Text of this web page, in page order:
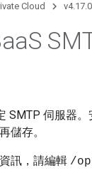
Cloud
S
SMTP 伺服器
儲存。
訊，請編輯 /